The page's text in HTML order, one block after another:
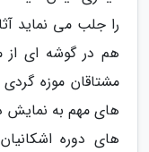
را جلب می نماید
هم در گوشه ای از
مشتاقان موزه
های مهم به نمایش
های دوره